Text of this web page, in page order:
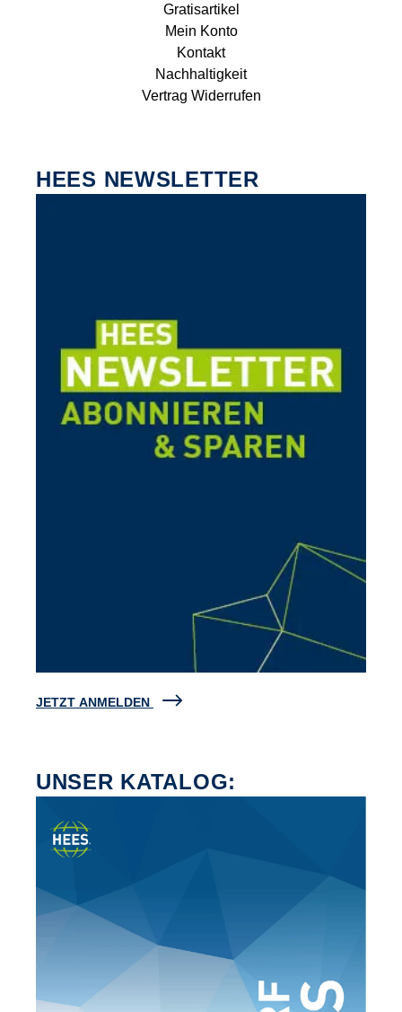
Gratisartikel
Mein Konto
Kontakt
Nachhaltigkeit
Vertrag Widerrufen
HEES NEWSLETTER
JETZT ANMELDEN
UNSER KATALOG: